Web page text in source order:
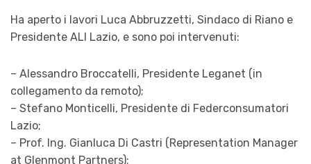
Ha aperto i lavori Luca Abbruzzetti, Sindaco di Riano e
Presidente ALI Lazio, e sono poi intervenuti:
– Alessandro Broccatelli, Presidente Leganet (in
collegamento da remoto);
– Stefano Monticelli, Presidente di Federconsumatori
Lazio;
– Prof. Ing. Gianluca Di Castri (Representation Manager
at Glenmont Partners);